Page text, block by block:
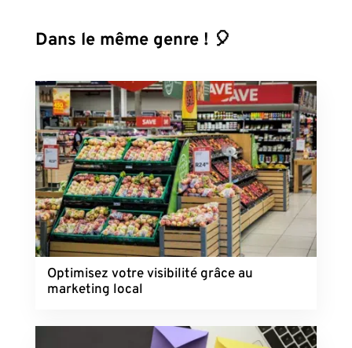
Dans le même genre ! 🎈
Optimisez votre visibilité grâce au
marketing local